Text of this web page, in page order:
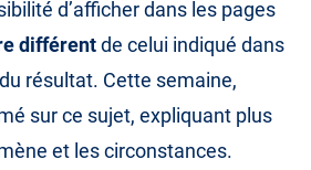
d’afficher dans les pages
différentde celui indiqué dans
résultat. Cette semaine,
sur ce sujet, expliquant plus
et les circonstances.